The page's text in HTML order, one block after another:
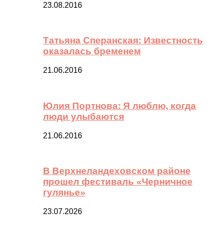
23.08.2016
Татьяна Сперанская: Известность
оказалась бременем
21.06.2016
Юлия Портнова: Я люблю, когда
люди улыбаются
21.06.2016
В Верхнеландеховском районе
прошел фестиваль «Черничное
гулянье»
23.07.2026